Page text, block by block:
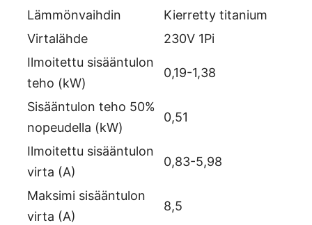
Lämmönvaihdin
Kierretty titanium
Virtalähde
230V 1Pi
Ilmoitettu sisääntulon
teho (kW)
0,19-1,38
Sisääntulon teho 50%
nopeudella (kW)
0,51
Ilmoitettu sisääntulon
virta (A)
0,83-5,98
Maksimi sisääntulon
virta (A)
8,5